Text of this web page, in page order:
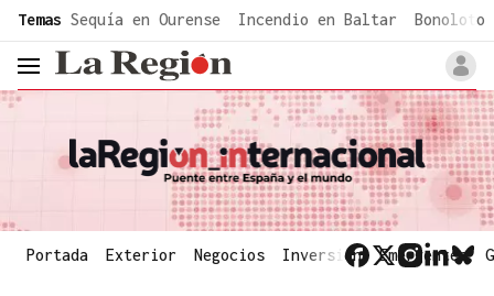
common.go-to-content
Temas Sequía en Ourense Incendio en Baltar Bonoloto
header.menu.open
Portada Exterior Negocios Inversión Emergentes